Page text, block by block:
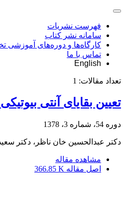
فهرست نشریات
سامانه نشر کتاب
کارگاه‌ها و دوره‌های آموزشی
تماس با ما
English
تعداد مقالات: 1
تعیین بقایای آنتی
دوره 54، شماره 3، 1378
دکتر عبدالحسین خان ناظر، دکتر
مشاهده مقاله
اصل مقاله 366.85 K